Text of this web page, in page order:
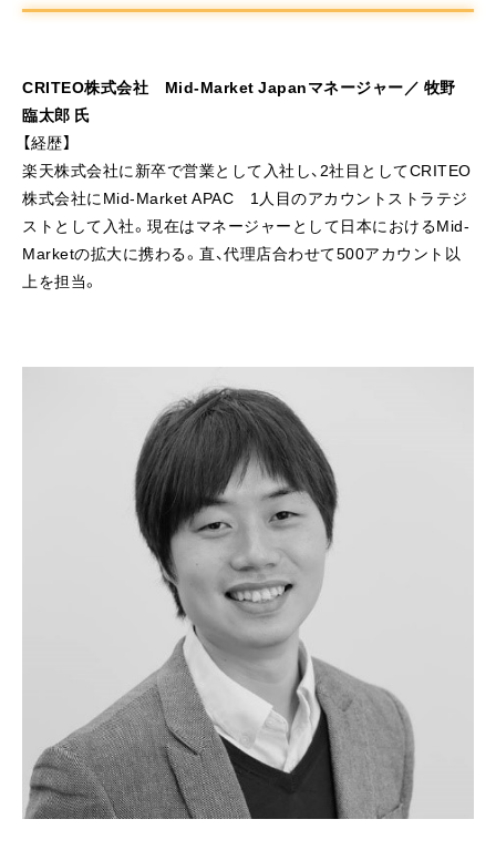
CRITEO株式会社 Mid-Market Japanマネージャー／ 牧野
臨太郎 氏
【経歴】
楽天株式会社に新卒で営業として入社し、2社目としてCRITEO
株式会社にMid-Market APAC 1人目のアカウントストラテジ
ストとして入社。現在はマネージャーとして日本におけるMid-
Marketの拡大に携わる。直、代理店合わせて500アカウント以
上を担当。